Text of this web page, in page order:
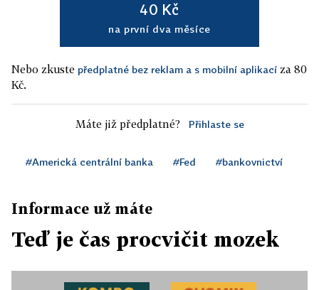
40 Kč
na první dva měsíce
Nebo zkuste předplatné bez reklam a s mobilní aplikací za 80
Kč.
Máte již předplatné? Přihlaste se
#Americká centrální banka #Fed #bankovnictví
Informace už máte
Teď je čas procvičit mozek